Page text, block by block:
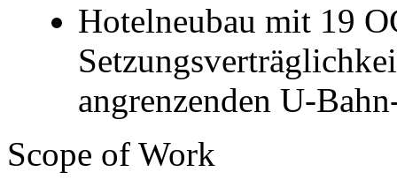
Hotelneubau mit 19
angrenzenden U-
Scope of Work